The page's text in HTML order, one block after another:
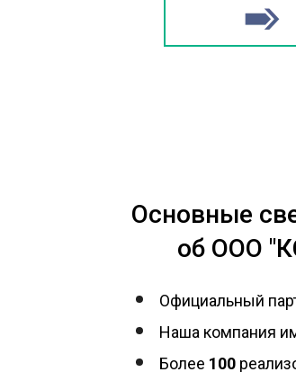
Основные
об ООО
Официальный
Наша компания
Более 100